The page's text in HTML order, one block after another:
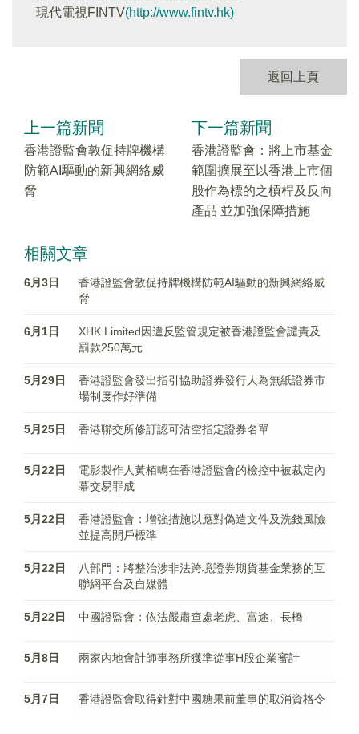
現代電視FINTV(http://www.fintv.hk)
返回上頁
上一篇新聞
香港證監會敦促持牌機構
防範AI驅動的新興網絡威
脅
下一篇新聞
香港證監會：將上市基金
範圍擴展至以香港上市個
股作為標的之槓桿及反向
產品 並加強保障措施
相關文章
6月3日
香港證監會敦促持牌機構防範AI驅動的新興網絡威
脅
6月1日
XHK Limited因違反監管規定被香港證監會譴責及
罰款250萬元
5月29日
香港證監會發出指引協助證券發行人為無紙證券市
場制度作好準備
5月25日 香港聯交所修訂認可沽空指定證券名單
5月22日
電影製作人黃栢鳴在香港證監會的檢控中被裁定內
幕交易罪成
5月22日
香港證監會：增強措施以應對偽造文件及洗錢風險
並提高開戶標準
5月22日
八部門：將整治涉非法跨境證券期貨基金業務的互
聯網平台及自媒體
5月22日 中國證監會：依法嚴肅查處老虎、富途、長橋
5月8日 兩家內地會計師事務所獲準從事H股企業審計
5月7日 香港證監會取得針對中國糖果前董事的取消資格令